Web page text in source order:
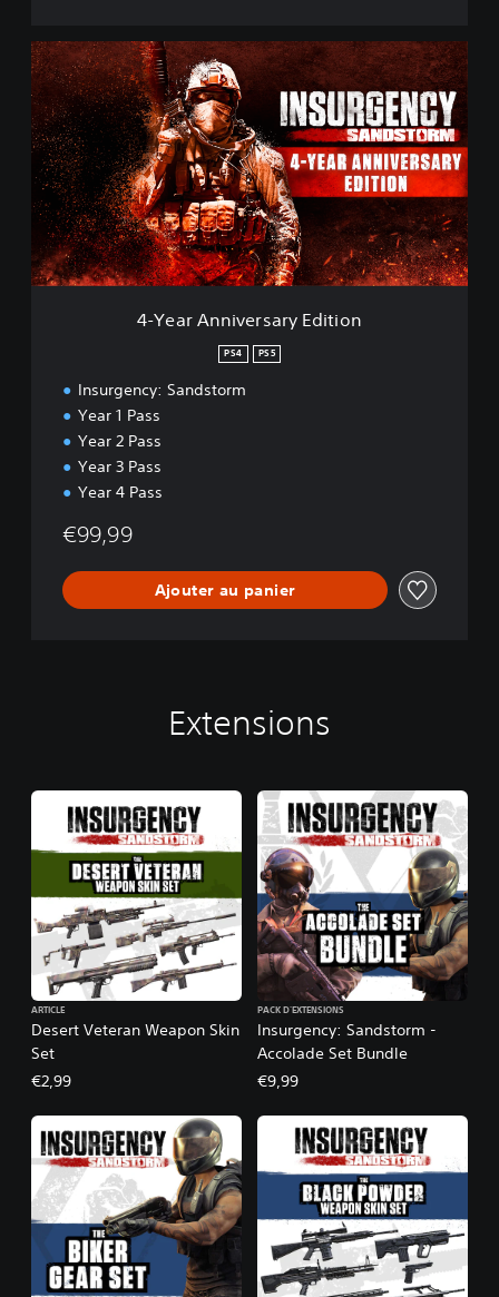
4
-
Y
e
a
r
A
n
n
v
e
4-Year Anniversary Edition
PS4 PS5
Insurgency: Sandstorm
Year 1 Pass
Year 2 Pass
Year 3 Pass
Year 4 Pass
€99,99
Ajouter au panier
Extensions
Desert Veteran Weapon Skin
Set
ARTICLE
€2,99
Insurgency: Sandstorm -
Accolade Set Bundle
PACK D'EXTENSIONS
€9,99